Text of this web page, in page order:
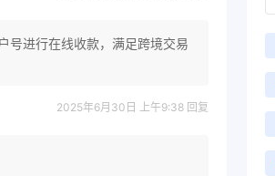
号进行在线收款，满足跨境交易
2025年6月30日 上午9:38 回复